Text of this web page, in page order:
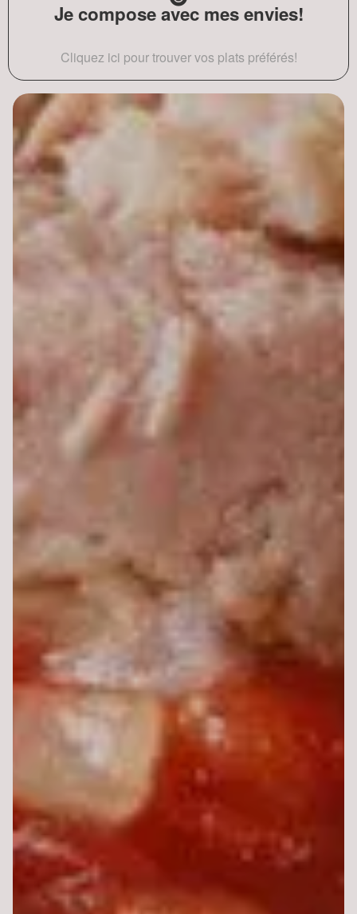
Je compose avec mes envies!
Cliquez ici pour trouver vos plats préférés!